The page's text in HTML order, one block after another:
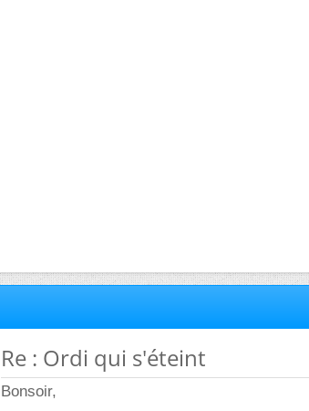
Re : Ordi qui s'éteint
Bonsoir,